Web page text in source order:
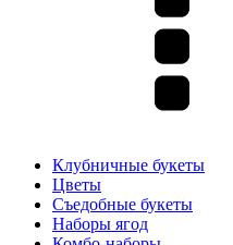
Клубничные букеты
Цветы
Съедобные букеты
Наборы ягод